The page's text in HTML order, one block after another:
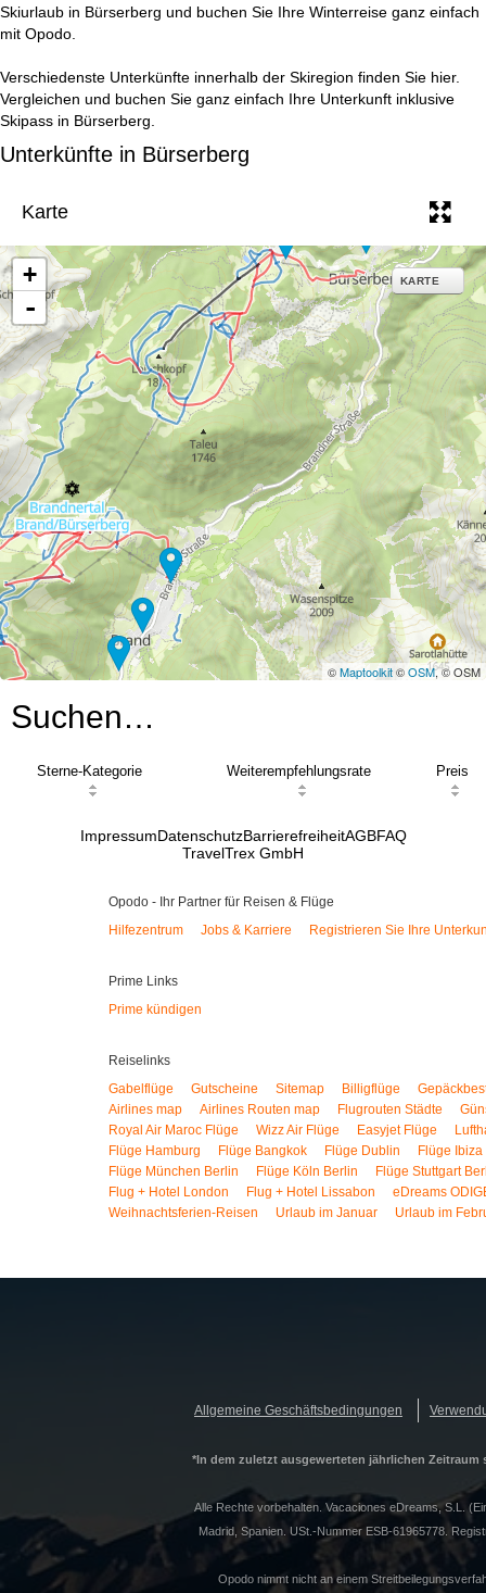
e
t
e
Skiurlaub in Bürserberg und buchen Sie Ihre Winterreise ganz einfach
mit Opodo.
Verschiedenste Unterkünfte innerhalb der Skiregion finden Sie hier.
Vergleichen und buchen Sie ganz einfach Ihre Unterkunft inklusive
Skipass in Bürserberg.
Unterkünfte in Bürserberg
Karte
+
-
KARTE
©Maptoolkit©OSM, © OSM
Suchen…
Sterne-Kategorie Weiterempfehlungsrate Preis
ImpressumDatenschutzBarrierefreiheitAGBFAQ
TravelTrex GmbH